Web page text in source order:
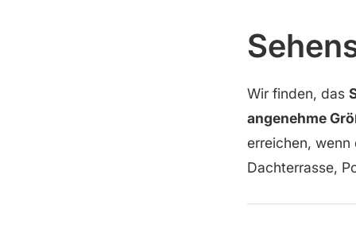
Wir finden, das
angenehme
erreichen, wenn
Dachterrasse,